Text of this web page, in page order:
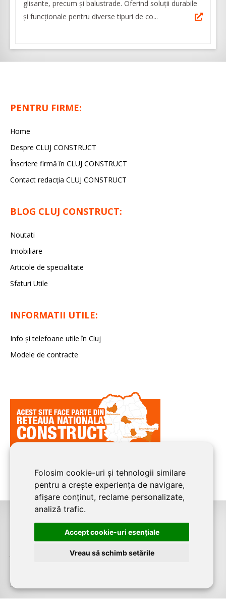
Folosim cookie-uri și tehnologii similare
pentru a crește experiența de navigare,
afișare conținut, reclame personalizate,
analiză trafic.
Accept cookie-uri esenţiale
Vreau să schimb setările
glisante, precum și balustrade. Oferind soluții durabile
și funcționale pentru diverse tipuri de co...
PENTRU FIRME:
Home
Despre CLUJ CONSTRUCT
Înscriere firmă în CLUJ CONSTRUCT
Contact redacția CLUJ CONSTRUCT
BLOG CLUJ CONSTRUCT:
Noutati
Imobiliare
Articole de specialitate
Sfaturi Utile
INFORMATII UTILE:
Info și telefoane utile în Cluj
Modele de contracte
CLUJ CONSTRUCTeste un serviciu de promovare online pentru
firme. Proiect digital dezvoltat de
LIVE COMMUNICATIONS SRL
, Cluj-Napoca,
J12/4191/2006, RO19492087